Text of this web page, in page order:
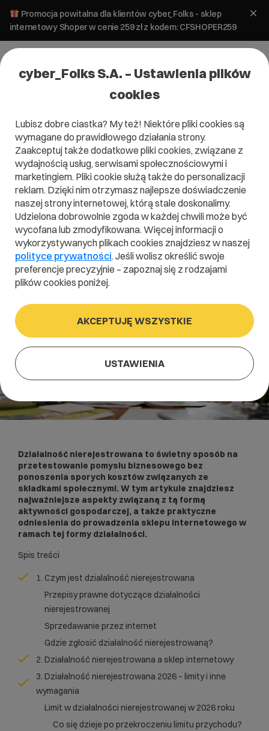
Promocja powitalna dla klientów cyber_Folks - sklep
internetowy Shoper w cenie 259 zł z kodem: CFSHOPER259
E-commerce
Działalność nierejestrowana 2026 –
kompendium wiedzy na start
30 marca 2026 ok.12min
Działalność nierejestrowana to świetny sposób na
przetestowanie pomysłu biznesowego bez
ponoszenia sporych kosztów związanych ze
składkami społecznymi. W tym artykule znajdziesz
najważniejsze aspekty związaną z tą formą
aktywności gospodarczej, a także praktyczne
odniesienia do prowadzenia sklepu internetowego w
ramach tej formy działalności.
Spis treści
1. Czym jest działalność nierejestrowana
Przepisy prawne dotyczące działalności
nierejestrowanej
Sprzedawanie przez internet
Gdzie zgłosić działalność nierejestrowaną?
2. Działalność nierejestrowana a sklep internetowy
3. Działalność nierejestrowana 2026 – limity i inne
wymagania
Limit w działalności nierejestrowanej w 2026 roku
Co się dzieje po przekroczeniu limitu przychodu?
cyber_Folks S.A. – Ustawienia plików
cookies
Lubisz dobre ciastka? My też! Niektóre pliki cookies są
wymagane do prawidłowego działania strony.
Zaakceptuj także dodatkowe pliki cookies, związane z
wydajnością usług, serwisami społecznościowymi i
marketingiem. Pliki cookie służą także do personalizacji
reklam. Dzięki nim otrzymasz najlepsze doświadczenie
naszej strony internetowej, którą stale doskonalimy.
Udzielona dobrowolnie zgoda w każdej chwili może być
wycofana lub zmodyfikowana. Więcej informacji o
wykorzystywanych plikach cookies znajdziesz w naszej
polityce prywatności. Jeśli wolisz określić swoje
preferencje precyzyjnie – zapoznaj się z rodzajami
plików cookies poniżej.
AKCEPTUJĘ WSZYSTKIE
USTAWIENIA